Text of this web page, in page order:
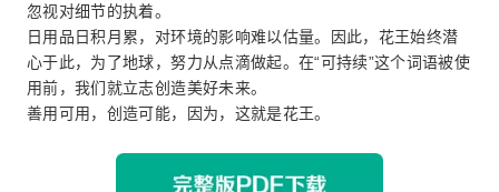
忽视对细节的执着。
日用品日积月累，对环境的影响难以估量。因此，花王始终潜
心于此，为了地球，努力从点滴做起。在“可持续”这个词语被使
用前，我们就立志创造美好未来。
善用可用，创造可能，因为，这就是花王。